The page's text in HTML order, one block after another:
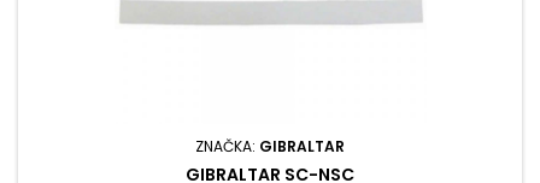
ZNAČKA: GIBRALTAR
GIBRALTAR SC-NSC